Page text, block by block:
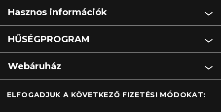
Hasznos információk
HŰSÉGPROGRAM
Webáruház
ELFOGADJUK A KÖVETKEZŐ FIZETÉSI MÓDOKAT: